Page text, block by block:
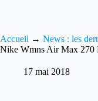
Accueil → News : les
Nike Wmns Air Max 270
17 mai 2018